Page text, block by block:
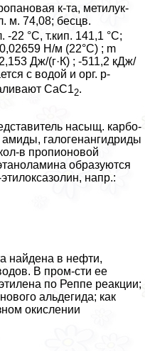
к-та, метилук-
м. 74,08; бесцв.
-22 °С, т.кип. 141,1 °С;
Н/м (22°С) ; m
Дж/(г·К) ; -511,2 кДж/
с водой и орг. р-
СаС12.
насыщ. карбо-
галогенангидриды
в пропионовой
образуются
напр.:
найдена в нефти,
В пром-сти ее
по Реппе реакции;
альдегида; как
окислении